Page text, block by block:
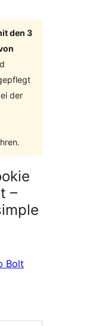
den 3
der
–
Bolt